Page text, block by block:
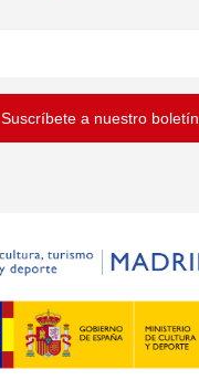
Suscríbete a nuestro boletín